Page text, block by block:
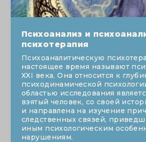
Психоанализ и
психотерапия
Психоаналитическую
настоящее время называют
XXI века. Она относится к
психодинамической
областью исследования
взятый человек, со своей
и направлена на изучение
следственных связей,
иным психологическим
нарушениям.